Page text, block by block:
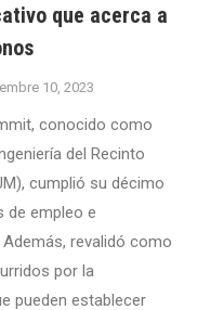
que acerca a
10, 2023
conocido como
del Recinto
cumplió su décimo
de empleo e
revalidó como
por la
pueden establecer